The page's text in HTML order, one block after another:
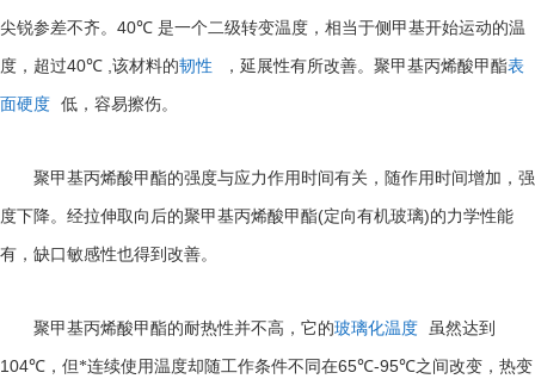
尖锐参差不齐。 40℃ 是一个二级转变温度，相当于侧甲基开始运动的温
度，超过40℃ , 该材料的韧性 ，延展性有所改善。聚甲基丙烯酸甲酯表
面硬度 低，容易擦伤。
聚甲基丙烯酸甲酯的强度与应力作用时间有关，随作用时间增加，强
度下降。经拉伸取向后的聚甲基丙烯酸甲酯(定向有机玻璃)的力学性能
有，缺口敏感性也得到改善。
聚甲基丙烯酸甲酯的耐热性并不高，它的玻璃化温度 虽然达到
104℃ ，但*连续使用温度却随工作条件不同在65℃-95℃之间改变，热变